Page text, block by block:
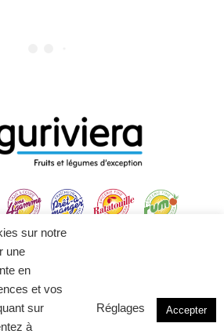
58 595 95 00
groupe.ch
sur notre
une
en
et vos
sur
à
Réglages Accepter